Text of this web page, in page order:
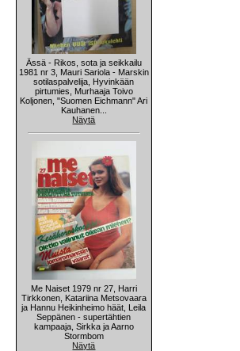
Ässä - Rikos, sota ja seikkailu
1981 nr 3, Mauri Sariola - Marskin
sotilaspalvelija, Hyvinkään
pirtumies, Murhaaja Toivo
Koljonen, "Suomen Eichmann" Ari
Kauhanen...
Näytä
Me Naiset 1979 nr 27, Harri
Tirkkonen, Katariina Metsovaara
ja Hannu Heikinheimo häät, Leila
Seppänen - supertähtien
kampaaja, Sirkka ja Aarno
Stormbom
Näytä